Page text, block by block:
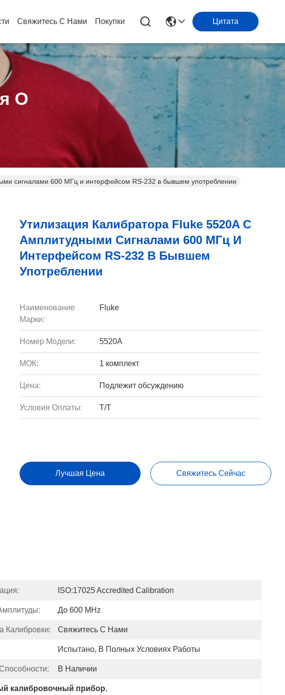
Свяжитесь С Нами Покупки Цитата
О
сигналами 600 МГц и интерфейсом RS-232 в бывшем употреблении
Утилизация Калибратора Fluke 5520A С
Амплитудными Сигналами 600 МГц И
Интерфейсом RS-232 В Бывшем
Употреблении
Наименование
Марки:
Fluke
Номер Модели: 5520A
МОК: 1 комплект
Цена: Подлежит обсуждению
Условия Оплаты: T/T
Лучшая Цена Свяжитесь Сейчас
ISO:17025 Accredited Calibration
До 600 MHz
Калибровки: Свяжитесь С Нами
Испытано, В Полных Условиях Работы
В Наличии
калибровочный прибор,